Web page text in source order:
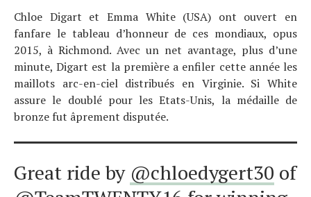
Chloe Digart et Emma White (USA) ont ouvert en
fanfare le tableau d’honneur de ces mondiaux, opus
2015, à Richmond. Avec un net avantage, plus d’une
minute, Digart est la première a enfiler cette année les
maillots arc-en-ciel distribués en Virginie. Si White
assure le doublé pour les Etats-Unis, la médaille de
bronze fut âprement disputée.
Great ride by @chloedygert30 of
Actualités
Technologies
Tests de produits
Tous nos articles